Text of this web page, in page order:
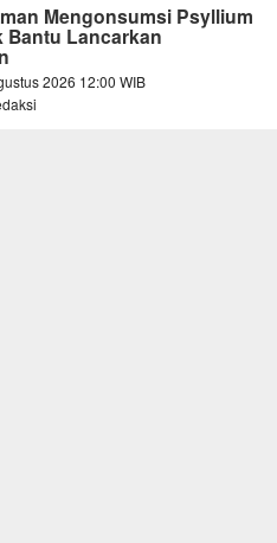
Mengonsumsi Psyllium
Bantu Lancarkan
2026 12:00 WIB